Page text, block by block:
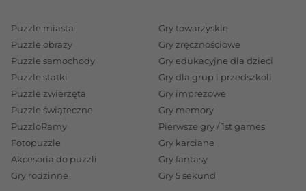
Puzzle miasta
Puzzle obrazy
Puzzle samochody
Puzzle statki
Puzzle zwierzęta
Puzzle świąteczne
PuzzloRamy
Fotopuzzle
Akcesoria do puzzli
Gry rodzinne
Gry towarzyskie
Gry zręcznościowe
Gry edukacyjne dla dzieci
Gry dla grup i przedszkoli
Gry imprezowe
Gry memory
Pierwsze gry / 1st games
Gry karciane
Gry fantasy
Gry 5 sekund